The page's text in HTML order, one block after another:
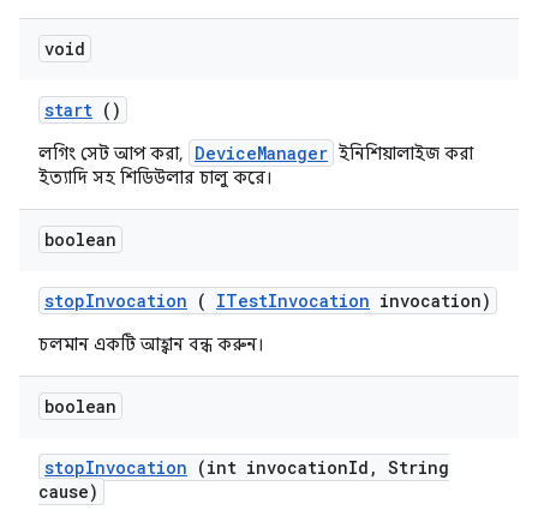
void
start ()
লগিং সেট আপ করা, DeviceManager ইনিশিয়ালাইজ করা
ইত্যাদি সহ শিডিউলার চালু করে।
boolean
stopInvocation ( ITestInvocation invocation)
চলমান একটি আহ্বান বন্ধ করুন।
boolean
stopInvocation (int invocationId , String
cause)